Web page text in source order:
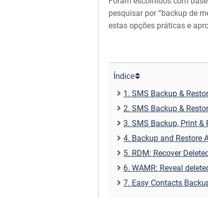
pesquisar por “backup de
estas opções práticas e
Índice
1. SMS Backup &
2. SMS Backup &
3. SMS Backup, Print
4. Backup and Restore
5. RDM: Recover
6. WAMR: Reveal
7. Easy Contacts